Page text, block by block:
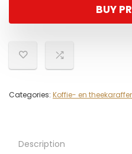
BUY
Categories: Koffie- en
Description